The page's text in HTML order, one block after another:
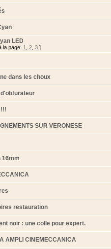
LED
la page: 1 2 3 ]
dans les choux
SUR VERONESE
16mm
restauration
noir : une colle pour expert.
AMPLI CINEMECCANICA